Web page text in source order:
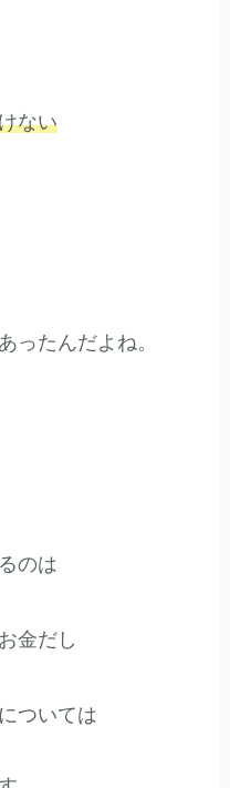
ない
ったんだよね。
のは
金だし
ついては